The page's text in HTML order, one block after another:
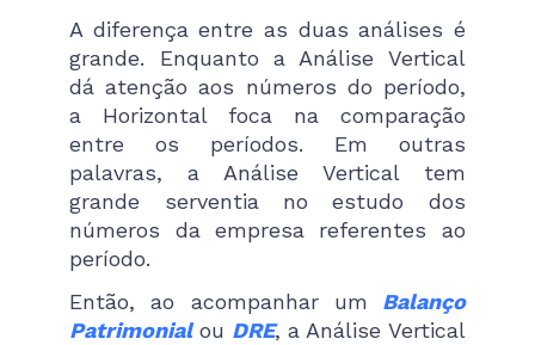
A diferença entre as duas análises é
grande. Enquanto a Análise Vertical
dá atenção aos números do período,
a Horizontal foca na comparação
entre os períodos. Em outras
palavras, a Análise Vertical tem
grande serventia no estudo dos
números da empresa referentes ao
período.
Então, ao acompanhar um
Balanço
Patrimonial ou DRE, a Análise Vertical